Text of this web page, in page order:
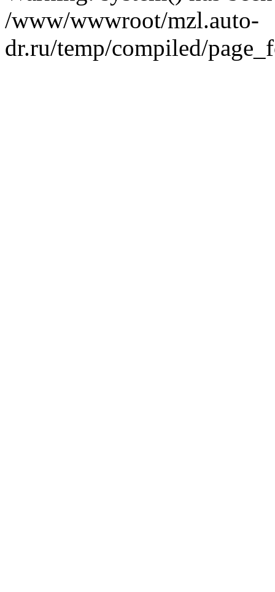
/www/wwwroot/mzl.auto-
dr.ru/temp/compiled/